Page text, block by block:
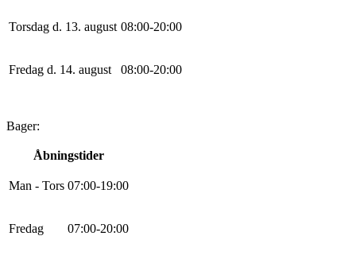
Torsdag d. 13. august 08:00-20:00
Fredag d. 14. august 08:00-20:00
Bager:
Åbningstider
Man - Tors 07:00-19:00
Fredag 07:00-20:00